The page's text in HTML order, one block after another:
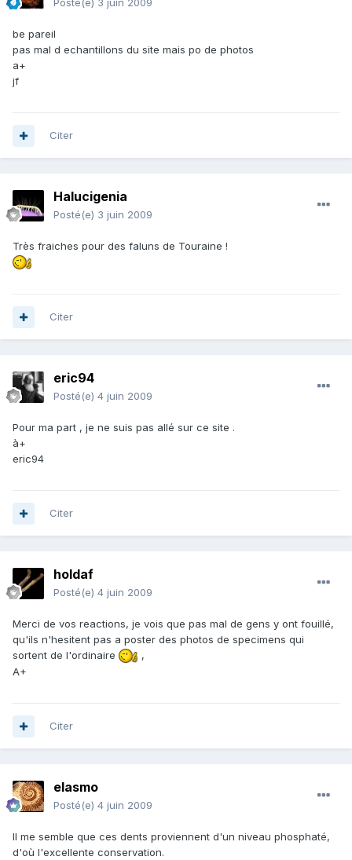
Posté(e) 3 juin 2009
be pareil
pas mal d echantillons du site mais po de photos
a+
jf
Citer
Halucigenia
Posté(e) 3 juin 2009
Très fraiches pour des faluns de Touraine !
Citer
eric94
Posté(e) 4 juin 2009
Pour ma part , je ne suis pas allé sur ce site .
à+
eric94
Citer
holdaf
Posté(e) 4 juin 2009
Merci de vos reactions, je vois que pas mal de gens y ont fouillé,
qu'ils n'hesitent pas a poster des photos de specimens qui
sortent de l'ordinaire
,
A+
Citer
elasmo
Posté(e) 4 juin 2009
Il me semble que ces dents proviennent d'un niveau phosphaté,
d'où l'excellente conservation.